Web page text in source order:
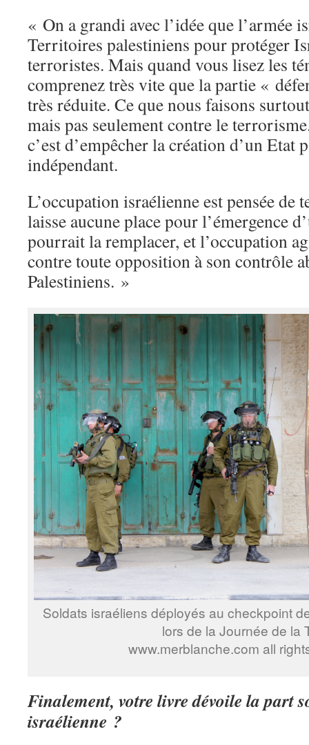
« On a grandi avec l’idée que l’armée
Territoires palestiniens pour protéger
terroristes. Mais quand vous lisez les
comprenez très vite que la partie «
très réduite. Ce que nous faisons
mais pas seulement contre le
c’est d’empêcher la création d’un Etat
indépendant.
L’occupation israélienne est pensée de
laisse aucune place pour l’émergence
pourrait la remplacer, et l’occupation
contre toute opposition à son contrôle
Palestiniens. »
Soldats israéliens déployés au checkpoint
lors de la Journée de la
www.merblanche.com all
Finalement, votre livre dévoile la part
israélienne ?